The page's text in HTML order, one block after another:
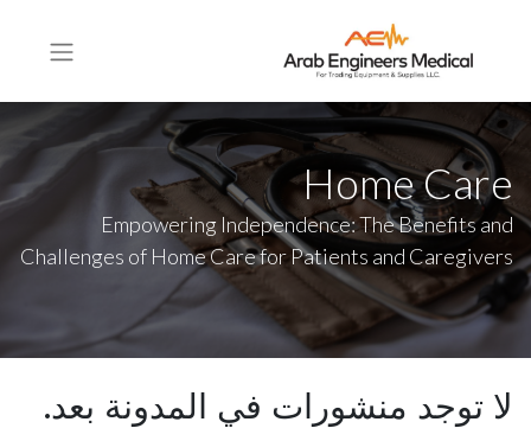
Home Care
Empowering Independence: The Benefits and
Challenges of Home Care for Patients and Caregivers
لا توجد منشورات في المدونة بعد.